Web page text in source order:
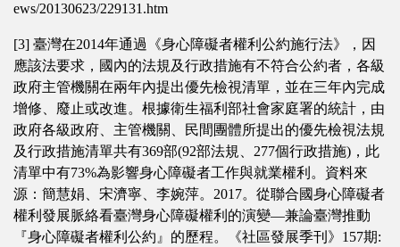
ews/20130623/229131.htm
[3] 臺灣在2014年通過《身心障礙者權利公約施行法》，因
應該法要求，國內的法規及行政措施有不符合公約者，各級
政府主管機關在兩年內提出優先檢視清單，並在三年內完成
增修、廢止或改進。根據衛生福利部社會家庭署的統計，由
政府各級政府、主管機關、民間團體所提出的優先檢視法規
及行政措施清單共有369部(92部法規、277個行政措施)，此
清單中有73%為影響身心障礙者工作與就業權利。資料來
源：簡慧娟、宋濟寧、李婉萍。2017。從聯合國身心障礙者
權利發展脈絡看臺灣身心障礙權利的演變—兼論臺灣推動
『身心障礙者權利公約』的歷程。《社區發展季刊》157期: